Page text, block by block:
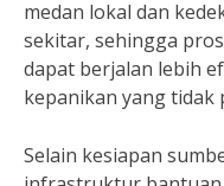
medan lokal dan
sekitar, sehingga
dapat berjalan lebih
kepanikan yang tidak
Selain kesiapan